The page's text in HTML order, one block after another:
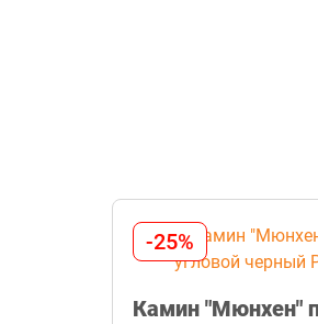
-25%
Камин "Мюнхен"